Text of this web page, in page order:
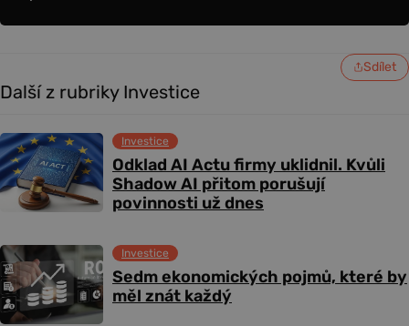
Sdílet
Další z rubriky Investice
Odklad AI Actu firmy uklidnil. Kvůli
Shadow AI přitom porušují
povinnosti už dnes
Investice
Sedm ekonomických pojmů, které by
měl znát každý
Investice